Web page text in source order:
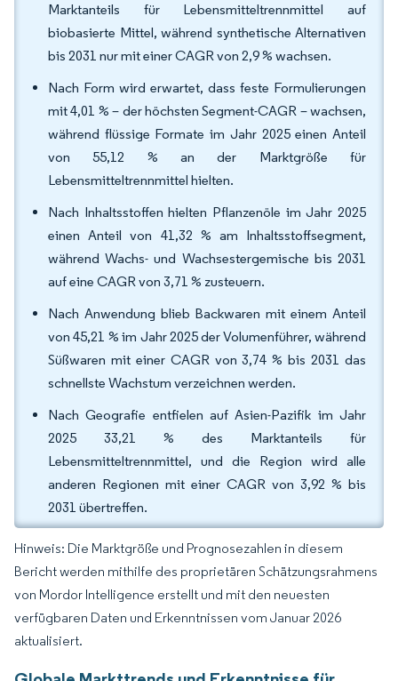
Marktanteils für Lebensmitteltrennmittel auf
biobasierte Mittel, während synthetische Alternativen
bis 2031 nur mit einer CAGR von 2,9 % wachsen.
Nach Form wird erwartet, dass feste Formulierungen
mit 4,01 % – der höchsten Segment-CAGR – wachsen,
während flüssige Formate im Jahr 2025 einen Anteil
von 55,12 % an der Marktgröße für
Lebensmitteltrennmittel hielten.
Nach Inhaltsstoffen hielten Pflanzenöle im Jahr 2025
einen Anteil von 41,32 % am Inhaltsstoffsegment,
während Wachs- und Wachsestergemische bis 2031
auf eine CAGR von 3,71 % zusteuern.
Nach Anwendung blieb Backwaren mit einem Anteil
von 45,21 % im Jahr 2025 der Volumenführer, während
Süßwaren mit einer CAGR von 3,74 % bis 2031 das
schnellste Wachstum verzeichnen werden.
Nach Geografie entfielen auf Asien-Pazifik im Jahr
2025 33,21 % des Marktanteils für
Lebensmitteltrennmittel, und die Region wird alle
anderen Regionen mit einer CAGR von 3,92 % bis
2031 übertreffen.
Hinweis: Die Marktgröße und Prognosezahlen in diesem
Bericht werden mithilfe des proprietären Schätzungsrahmens
von Mordor Intelligence erstellt und mit den neuesten
verfügbaren Daten und Erkenntnissen vom Januar 2026
aktualisiert.